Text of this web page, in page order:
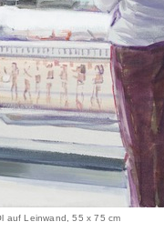
auf Leinwand, 55 x 75 cm